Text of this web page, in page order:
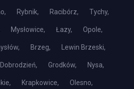
Rybnik, Racibórz, Tychy,
Mysłowice, Łazy, Opole,
Brzeg, Lewin Brzeski,
Dobrodzień, Grodków, Nysa,
Krapkowice, Olesno,